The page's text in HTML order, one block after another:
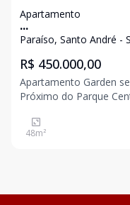
Apartamento
...
Paraíso, Santo André -
R$ 450.000,00
Apartamento Garden sem
Próximo do Parque Central Com elevador ,
suíte com terraço 1
48m²